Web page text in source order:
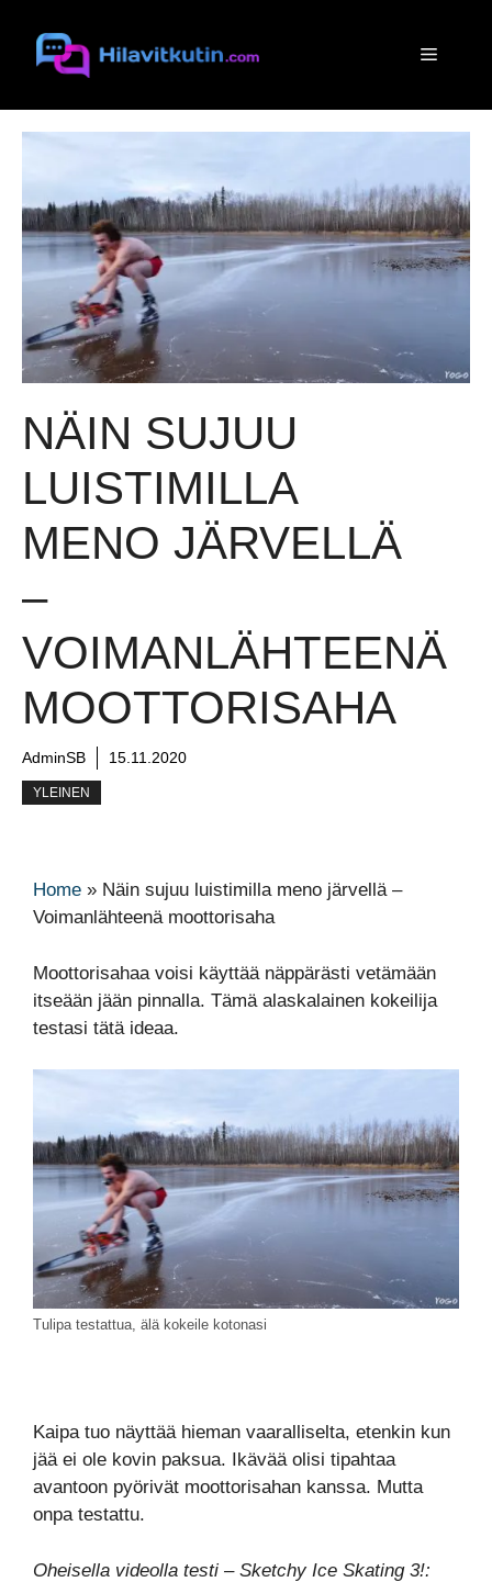
sisältöön
Valikko
NÄIN SUJUU
LUISTIMILLA
MENO JÄRVELLÄ
–
VOIMANLÄHTEENÄ
MOOTTORISAHA
AdminSB 15.11.2020
YLEINEN
Home » Näin sujuu luistimilla meno järvellä –
Voimanlähteenä moottorisaha
Moottorisahaa voisi käyttää näppärästi vetämään
itseään jään pinnalla. Tämä alaskalainen kokeilija
testasi tätä ideaa.
Tulipa testattua, älä kokeile kotonasi
Kaipa tuo näyttää hieman vaaralliselta, etenkin kun
jää ei ole kovin paksua. Ikävää olisi tipahtaa
avantoon pyörivät moottorisahan kanssa. Mutta
onpa testattu.
Oheisella videolla testi – Sketchy Ice Skating 3!: